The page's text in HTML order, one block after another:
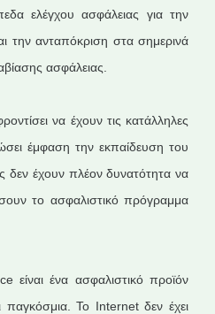
ελέγχου ασφάλειας για την
την ανταπόκριση στα σημερινά
ασφάλειας.
να έχουν τις κατάλληλες
έμφαση την εκπαίδευση του
δεν έχουν πλέον δυνατότητα να
το ασφαλιστικό πρόγραμμα
ένα ασφαλιστικό προϊόν
παγκόσμια. Το Internet δεν έχει